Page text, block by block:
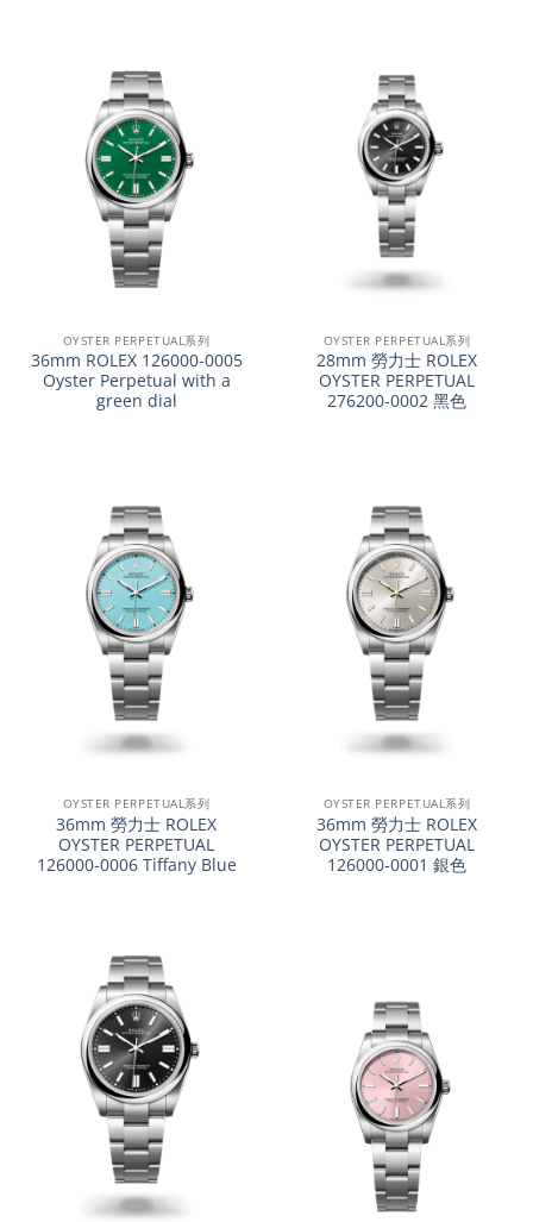
OYSTER PERPETUAL系列
36mm ROLEX 126000-0005
Oyster Perpetual with a
green dial
OYSTER PERPETUAL系列
28mm 勞力士 ROLEX
OYSTER PERPETUAL
276200-0002 黑色
OYSTER PERPETUAL系列
36mm 勞力士 ROLEX
OYSTER PERPETUAL
126000-0006 Tiffany Blue
OYSTER PERPETUAL系列
36mm 勞力士 ROLEX
OYSTER PERPETUAL
126000-0001 銀色